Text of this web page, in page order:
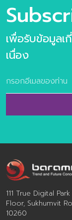
เพื่อรับข้อมูลเ
เนื่อง
111 True Digital
Floor, Sukhumvit
10260